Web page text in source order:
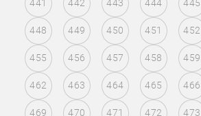
441 442 443 444 445
448 449 450 451 452
455 456 457 458 459
462 463 464 465 466
469 470 471 472 473